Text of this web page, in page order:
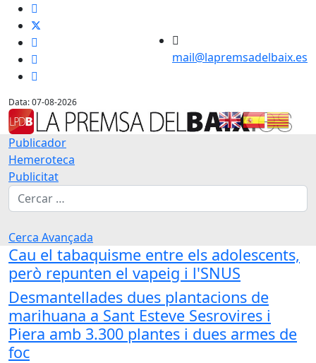
Data: 07-08-2026
mail@lapremsadelbaix.es
Publicador
Hemeroteca
Publicitat
Cerca
Cerca Avançada
Cau el tabaquisme entre els adolescents,
però repunten el vapeig i l'SNUS
Desmantellades dues plantacions de
marihuana a Sant Esteve Sesrovires i
Piera amb 3.300 plantes i dues armes de
foc